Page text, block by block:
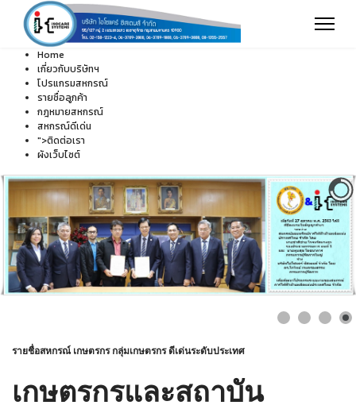
Home
เกี่ยวกับบริษัทฯ
โปรแกรมสหกรณ์
รายชื่อลูกค้า
กฎหมายสหกรณ์
สหกรณ์ดีเด่น
">ติดต่อเรา
ผังเว็บไซต์
รายชื่อสหกรณ์ เกษตรกร กลุ่มเกษตรกร ดีเด่นระดับประเทศ
เกษตรกรและสถาบัน